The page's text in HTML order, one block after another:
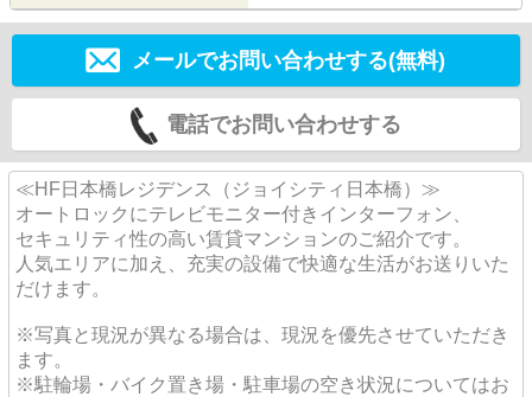
メールでお問い合わせする(無料)
電話でお問い合わせする
≪HF日本橋レジデンス（ジョイシティ日本橋）≫
オートロックにテレビモニター付きインターフォン、
セキュリティ性の高い賃貸マンションのご紹介です。
人気エリアに加え、充実の設備で快適な生活がお送りいた
だけます。
※写真と現況が異なる場合は、現況を優先させていただき
ます。
※駐輪場・バイク置き場・駐車場の空き状況についてはお